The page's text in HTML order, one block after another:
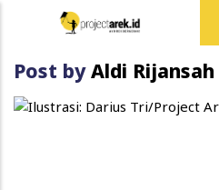
Skip to main content
Post byAldi Rijansah